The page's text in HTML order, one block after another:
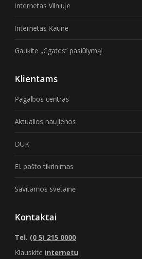
Internetas Vilniuje
Internetas Kaune
Gaukite „Cgates“ pasiūlymą!
Klientams
Pagalbos centras
Aktualios naujienos
DUK
El. pašto tikrinimas
Savitarnos svetainė
Kontaktai
Tel. (0 5) 215 0000
Klauskite internetu